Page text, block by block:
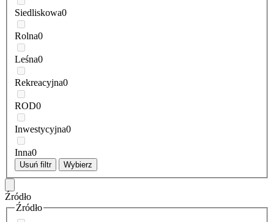
Siedliskowa0
Rolna0
Leśna0
Rekreacyjna0
ROD0
Inwestycyjna0
Inna0
Usuń filtr Wybierz
Źródło
Źródło